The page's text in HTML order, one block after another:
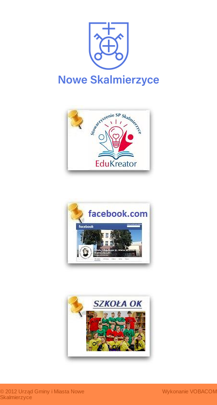
© 2012 Urząd Gminy i Miasta Nowe
Skalmierzyce
Wykonanie VOBACOM